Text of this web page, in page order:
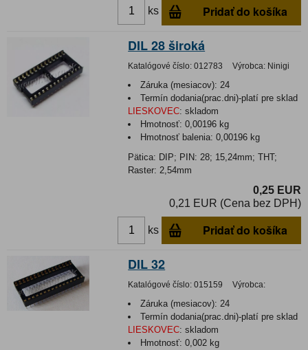
ks Pridať do košíka
DIL 28 široká
Katalógové číslo: 012783 Výrobca: Ninigi
Záruka (mesiacov): 24
Termín dodania(prac.dni)-platí pre sklad
LIESKOVEC: skladom
Hmotnosť:0,00196 kg
Hmotnosť balenia:0,00196 kg
Pätica: DIP; PIN: 28; 15,24mm; THT;
Raster: 2,54mm
0,25 EUR
0,21 EUR (Cena bez DPH)
ks Pridať do košíka
DIL 32
Katalógové číslo: 015159 Výrobca:
Záruka (mesiacov): 24
Termín dodania(prac.dni)-platí pre sklad
LIESKOVEC: skladom
Hmotnosť:0,002 kg